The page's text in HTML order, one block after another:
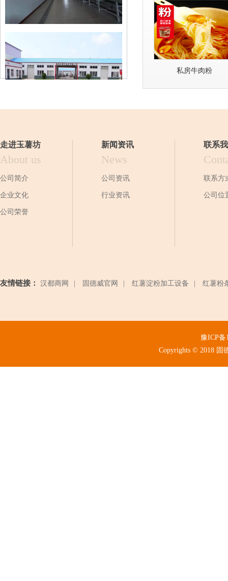
私房牛肉粉
走进玉薯坊
About us
公司简介
企业文化
公司荣誉
新闻资讯
News
公司资讯
行业资讯
联系
联系方
公司位
友情链接： 汉都商网 固德威官网 红薯淀粉加工设备 红薯粉
豫ICP备
Copyrights © 2018 固